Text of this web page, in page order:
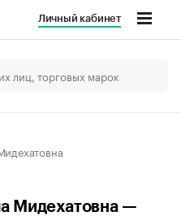
Личный кабинет
Мидехатовна —